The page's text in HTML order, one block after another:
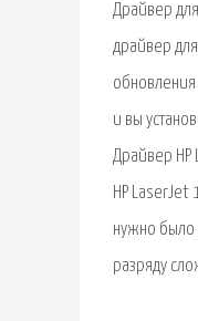
Драйвер
драйвер
и вы
Драйвер
HP LaserJet
нужно было
разряду